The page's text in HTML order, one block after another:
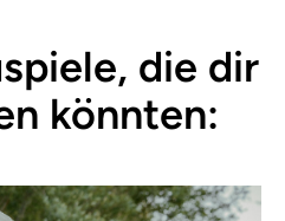
die dir
könnten: